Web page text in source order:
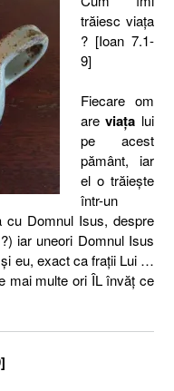
trăiesc viaţa
? [Ioan 7.1-
9]
Fiecare om
areviaţa lui
pe acest
pământ, iar
el o trăieşte
într-un
cu Domnul Isus, despre
iar uneori Domnul Isus
eu, exact ca fraţii Lui …
mai multe ori ÎL învăţ ce